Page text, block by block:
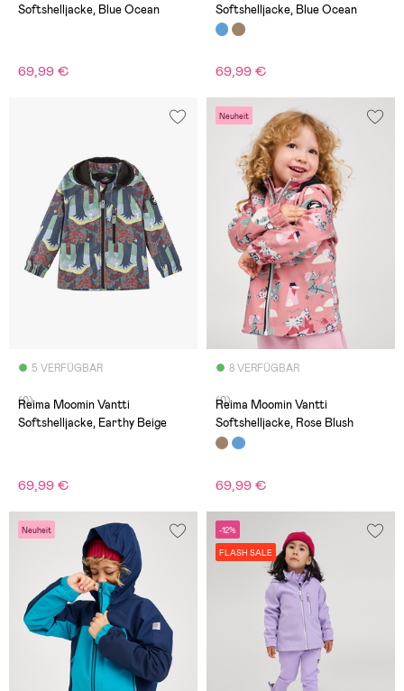
Softshelljacke, Blue Ocean
69,99 €
Softshelljacke, Blue Ocean
69,99 €
5 VERFÜGBAR
(0)
Reima Moomin Vantti
Softshelljacke, Earthy Beige
69,99 €
Neuheit
8 VERFÜGBAR
(0)
Reima Moomin Vantti
Softshelljacke, Rose Blush
69,99 €
Neuheit -12%
FLASH SALE